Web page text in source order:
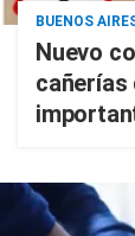
BUENOS
Nuevo
cañerías